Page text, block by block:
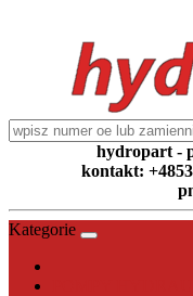
hydropart -
kontakt:
Kategorie